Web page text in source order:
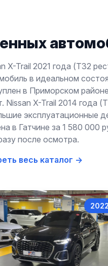
Trail 2021 года (T32
в идеальном
в Приморском
X-Trail 2014 года
эксплуатационные
в Гатчине за 1 580 000
после осмотра.
весь каталог →
Audi